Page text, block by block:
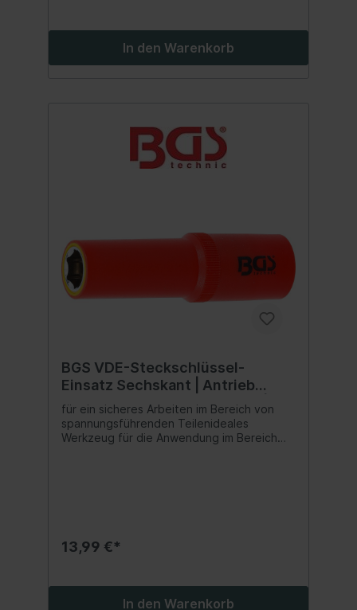
In den Warenkorb
BGS VDE-Steckschlüssel-
Einsatz Sechskant | Antrieb
Innenvierkant 12,5 mm (1/2") | SW
13 mm
für ein sicheres Arbeiten im Bereich von
spannungsführenden Teilenideales
Werkzeug für die Anwendung im Bereich
13,99 €*
In den Warenkorb